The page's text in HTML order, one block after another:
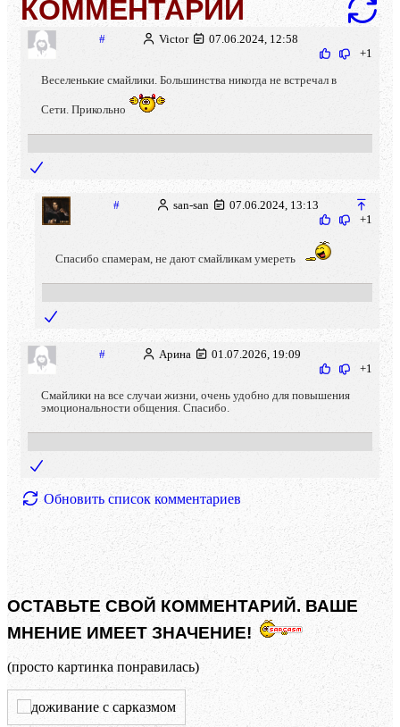
КОММЕНТАРИИ
# Victor
07.06.2024, 12:58
+1
Веселенькие смайлики. Большинства никогда не встречал в
Сети. Прикольно
# san-san
07.06.2024, 13:13
+1
Спасибо спамерам, не дают смайликам умереть
# Арина
01.07.2026, 19:09
+1
Смайлики на все случаи жизни, очень удобно для повышения
эмоциональности общения. Спасибо.
Обновить список комментариев
ОСТАВЬТЕ СВОЙ КОММЕНТАРИЙ. ВАШЕ
МНЕНИЕ ИМЕЕТ ЗНАЧЕНИЕ!
(просто картинка понравилась)